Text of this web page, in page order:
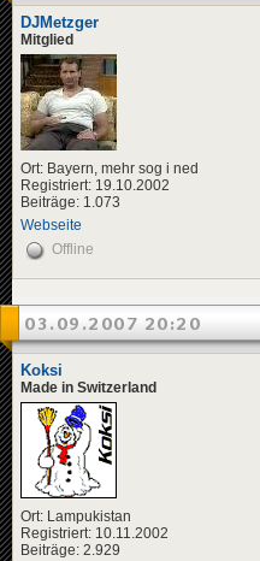
DJMetzger
Mitglied
Ort: Bayern, mehr sog i ned
Registriert: 19.10.2002
Beiträge: 1.073
Webseite
Offline
03.09.2007 20:20
Koksi
Made in Switzerland
Ort: Lampukistan
Registriert: 10.11.2002
Beiträge: 2.929